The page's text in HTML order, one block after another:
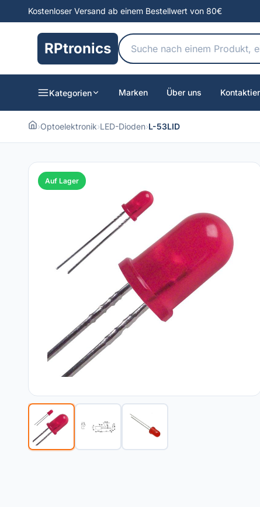
Kostenloser Versand ab einem Bestellwert von 80€
RPtronics
Kategorien Marken Über uns
›Optoelektronik›LED-Dioden›L-53LID
Auf Lager